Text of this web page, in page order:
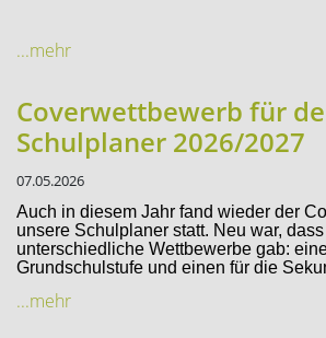
...mehr
Coverwettbewerb für
Schulplaner 2026/2027
07.05.2026
Auch in diesem Jahr fand wieder der
unsere Schulplaner statt. Neu war,
unterschiedliche Wettbewerbe gab:
Grundschulstufe und einen für die
...mehr